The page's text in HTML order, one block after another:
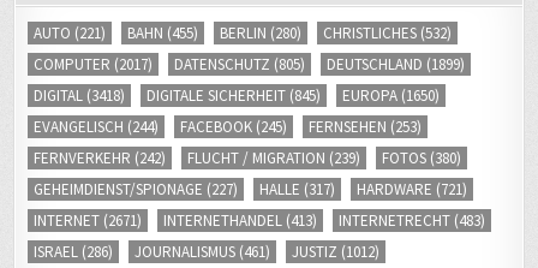
AUTO (221) BAHN (455) BERLIN (280) CHRISTLICHES (532)
COMPUTER (2017) DATENSCHUTZ (805) DEUTSCHLAND (1899)
DIGITAL (3418) DIGITALE SICHERHEIT (845) EUROPA (1650)
EVANGELISCH (244) FACEBOOK (245) FERNSEHEN (253)
FERNVERKEHR (242) FLUCHT / MIGRATION (239) FOTOS (380)
GEHEIMDIENST/SPIONAGE (227) HALLE (317) HARDWARE (721)
INTERNET (2671) INTERNETHANDEL (413) INTERNETRECHT (483)
ISRAEL (286) JOURNALISMUS (461) JUSTIZ (1012)